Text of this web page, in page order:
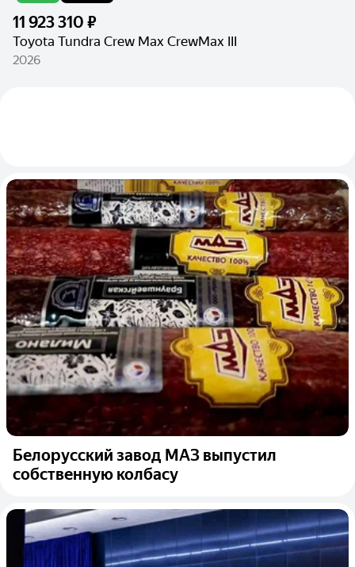
11 923 310 ₽
Toyota Tundra Crew Max CrewMax III
2026
Белорусский завод МАЗ выпустил
собственную колбасу